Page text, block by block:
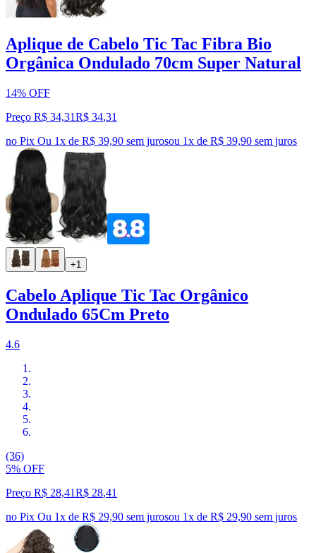
Aplique de Cabelo Tic Tac Fibra Bio
Orgânica Ondulado 70cm Super Natural
14% OFF
Preço R$ 34,31R$ 34,31
no Pix Ou 1x de R$ 39,90 sem jurosou 1x de R$ 39,90 sem juros
+1
Cabelo Aplique Tic Tac Orgânico
Ondulado 65Cm Preto
4.6
(36)
5% OFF
Preço R$ 28,41R$ 28,41
no Pix Ou 1x de R$ 29,90 sem jurosou 1x de R$ 29,90 sem juros